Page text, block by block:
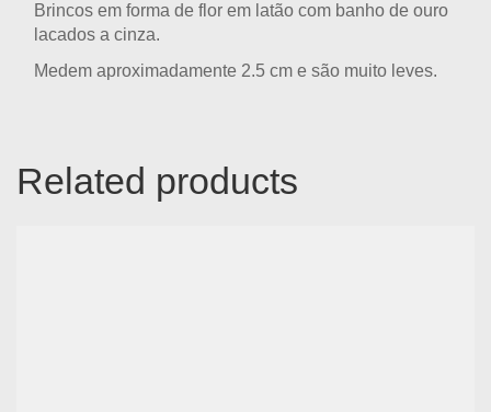
Brincos em forma de flor em latão com banho de ouro
lacados a cinza.
Medem aproximadamente 2.5 cm e são muito leves.
Related products